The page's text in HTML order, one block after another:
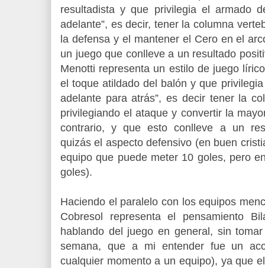
resultadista y que privilegia el armado
adelante”, es decir, tener la columna
la defensa y el mantener el Cero en el
un juego que conlleve a un resultado
Menotti representa un estilo de juego
el toque atildado del balón y que
adelante para atrás”, es decir tener la
privilegiando el ataque y convertir la
contrario, y que esto conlleve a un
quizás el aspecto defensivo (en buen
equipo que puede meter 10 goles, pero
goles).
Haciendo el paralelo con los equipos
Cobresol representa el pensamiento
hablando del juego en general, sin
semana, que a mi entender fue un
cualquier momento a un equipo), ya que